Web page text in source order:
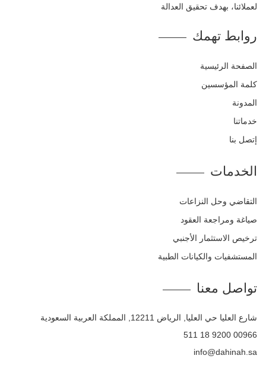
لعملائنا، بهدف تحقيق العدالة
روابط تهمك
الصفحة الرئيسية
كلمة المؤسسين
المدونة
خدماتنا
إتصل بنا
الخدمات
التقاضي وحل النزاعات
صياغة ومراجعة العقود
ترخيص الاستثمار الأجنبي
المستشفيات والكيانات الطبية
تواصل معنا
شارع العليا حي العليا, الرياض 12211, المملكة العربية السعودية
00966 9200 18 511
info@dahinah.sa